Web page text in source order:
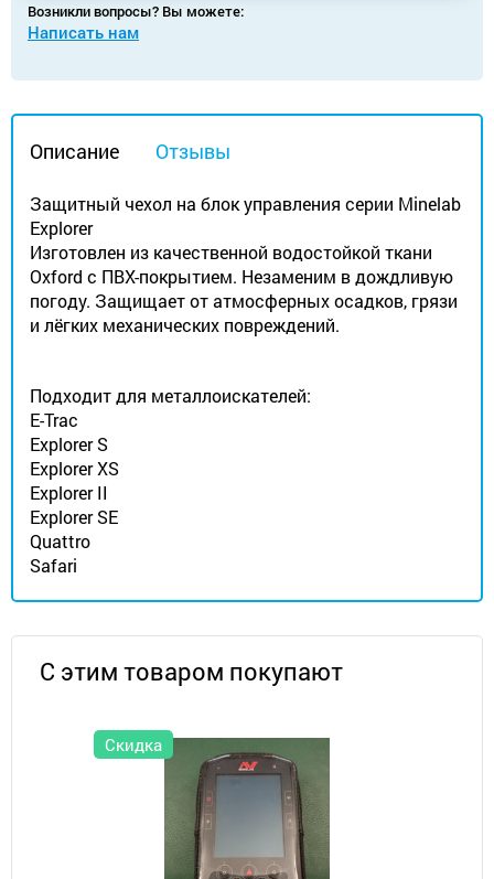
Возникли вопросы? Вы можете:
Написать нам
Описание Отзывы
Защитный чехол на блок управления серии Minelab
Explorer
Изготовлен из качественной водостойкой ткани
Oxford с ПВХ-покрытием. Незаменим в дождливую
погоду. Защищает от атмосферных осадков, грязи
и лёгких механических повреждений.
Подходит для металлоискателей:
E-Trac
Explorer S
Explorer XS
Explorer II
Explorer SE
Quattro
Safari
С этим товаром покупают
Скидка